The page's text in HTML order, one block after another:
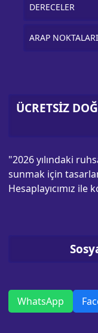
DERECELER
ARAP NOKTALARI
ÜCRETSİZ
"2026 yılındaki
sunmak için
Hesaplayıcımız ile
WhatsApp